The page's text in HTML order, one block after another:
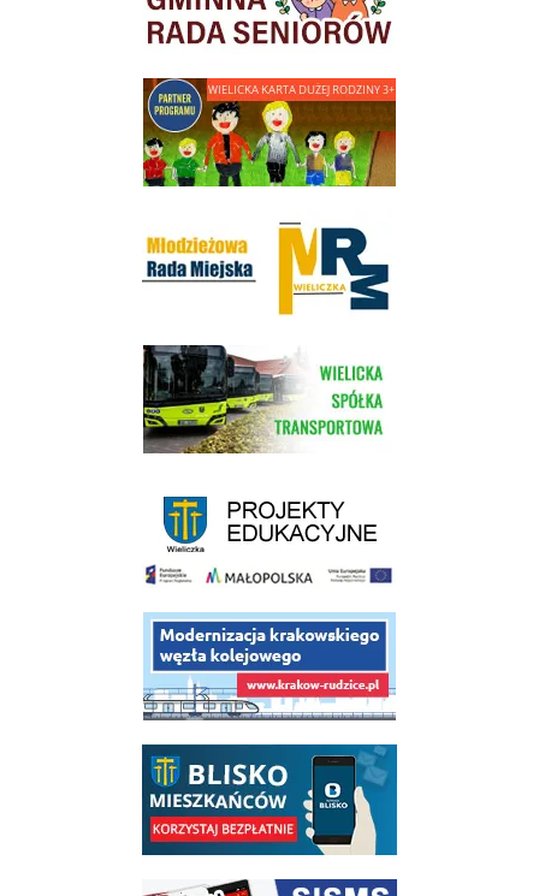
link do strony - Wielicka Karta Dużej Rodziny
link do strony Wielickiej Spółki Transportowej
link do opisu projektu budowy linii kolejowej Krakow Rudzice
link do opisu aplikacji - BLISKO, Gmina Wieliczka w aplikacji Blisko
link do strony systemu wczesnego ostrzegania mieszkańców SISMS